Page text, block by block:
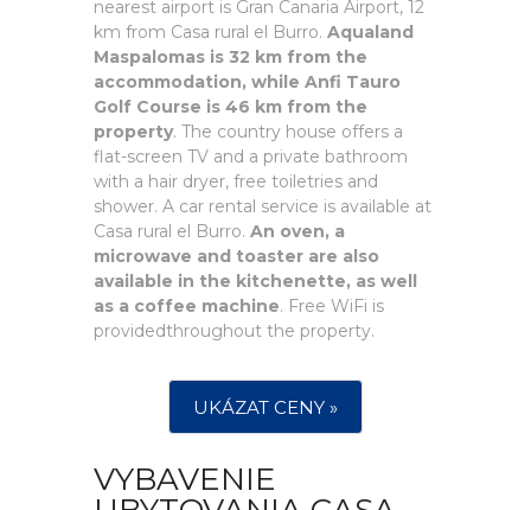
nearest airport is Gran Canaria Airport, 12
km from Casa rural el Burro. Aqualand
Maspalomas is 32 km from the
accommodation, while Anfi Tauro
Golf Course is 46 km from the
property. The country house offers a
flat-screen TV and a private bathroom
with a hair dryer, free toiletries and
shower. A car rental service is available at
Casa rural el Burro. An oven, a
microwave and toaster are also
available in the kitchenette, as well
as a coffee machine. Free WiFi is
providedthroughout the property.
UKÁZAT CENY »
VYBAVENIE